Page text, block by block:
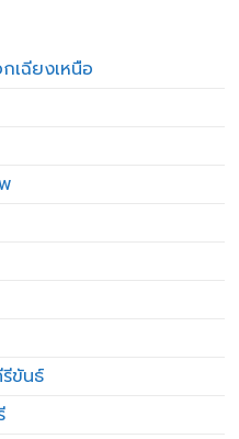
เฉียงเหนือ
ขันธ์